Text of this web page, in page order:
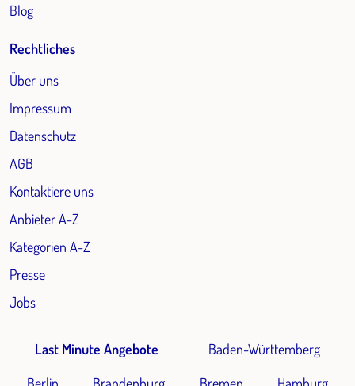
Blog
Rechtliches
Über uns
Impressum
Datenschutz
AGB
Kontaktiere uns
Anbieter A-Z
Kategorien A-Z
Presse
Jobs
Last Minute Angebote
Baden-Württemberg